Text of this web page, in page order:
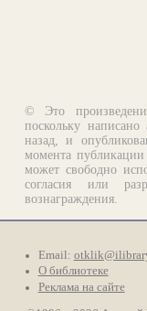
© Это
поскольку
назад, и
момента
может свободно
согласия или
вознаграждения.
Email:
О библиотеке
Реклама на сайте